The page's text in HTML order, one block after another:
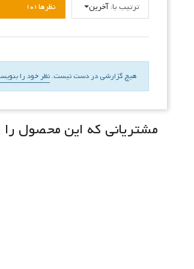
نظرها (0) ترتیب با:آخرین
هیچ گزارشی در دست نیست. نظر خود را
مشتریانی که این محصول را